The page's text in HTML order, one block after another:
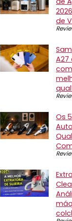
de
A27
Os